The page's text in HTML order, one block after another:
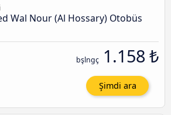
Wal Nour (Al Hossary) Otobüs
bşlngç 1.158 ₺
Şimdi ara